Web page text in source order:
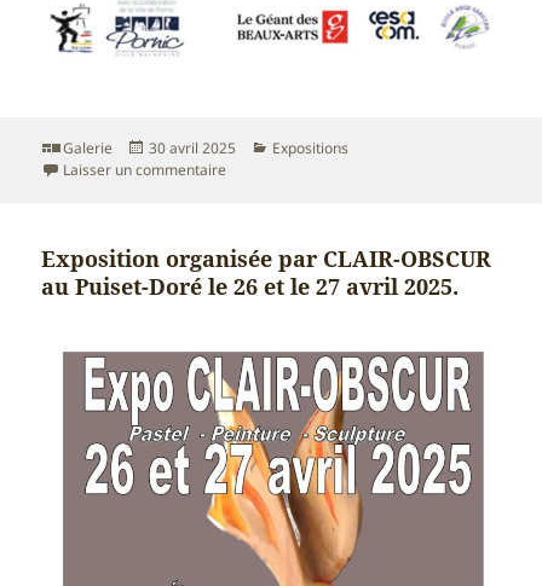
Format
Galerie
Publié
le
30 avril 2025 Catégories
Expositions
Laisser un commentairesur Participation à la 1ère biennale Côte de
Exposition organisée par CLAIR-OBSCUR
au Puiset-Doré le 26 et le 27 avril 2025.